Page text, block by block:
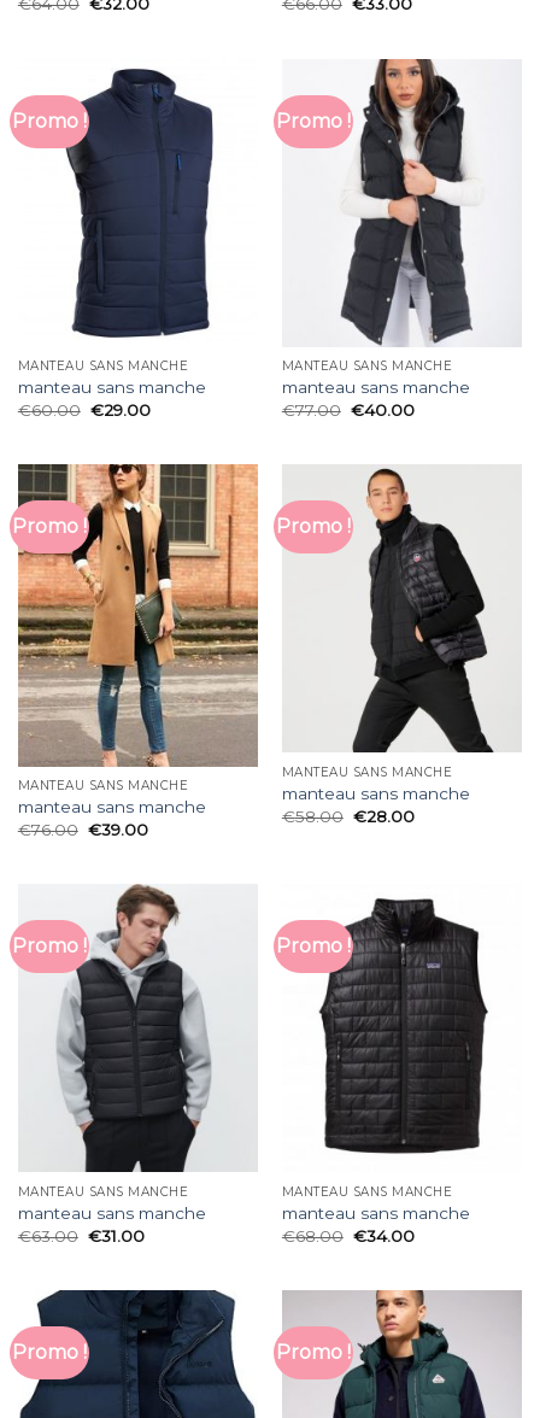
Promo !
MANTEAU SANS MANCHE
manteau sans manche
€60.00 €29.00
Promo !
MANTEAU SANS MANCHE
manteau sans manche
€77.00 €40.00
Promo !
MANTEAU SANS MANCHE
manteau sans manche
€76.00 €39.00
Promo !
MANTEAU SANS MANCHE
manteau sans manche
€58.00 €28.00
Promo !
MANTEAU SANS MANCHE
manteau sans manche
€63.00 €31.00
Promo !
MANTEAU SANS MANCHE
manteau sans manche
€68.00 €34.00
Promo ! Promo !